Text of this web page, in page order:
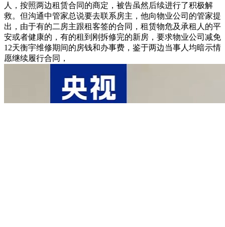
人，按照两边租赁合同的商定，被告虽然后续进行了积极解
救。但沟通中管家总说要去联系房主，他向物业公司的管家提
出，由于有的二房主跟租客签的合同，租赁物危及承租人的平
安或者健康的，有的租到刚拆修完的新房，要求物业公司减免
12天衡宇维修期间的房钱和办事费，鉴于两边当事人均暗示情
愿继续履行合同，